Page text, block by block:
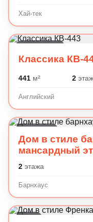
Хай-тек
Классика КВ-
441м² 2
Английский
Дом в стиле
мансардный
2этажа
Барнхаус